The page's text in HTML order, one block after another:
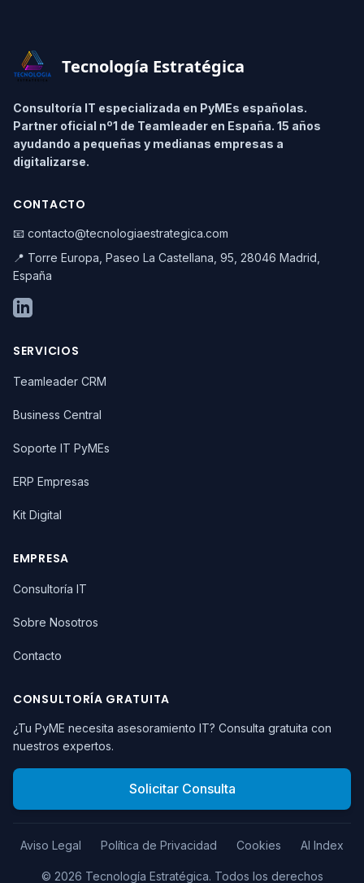
Tecnología Estratégica
Consultoría IT especializada en PyMEs españolas.
Partner oficial nº1 de Teamleader en España. 15 años
ayudando a pequeñas y medianas empresas a
digitalizarse.
CONTACTO
📧 contacto@tecnologiaestrategica.com
📍 Torre Europa, Paseo La Castellana, 95, 28046 Madrid,
España
SERVICIOS
Teamleader CRM
Business Central
Soporte IT PyMEs
ERP Empresas
Kit Digital
EMPRESA
Consultoría IT
Sobre Nosotros
Contacto
CONSULTORÍA GRATUITA
¿Tu PyME necesita asesoramiento IT? Consulta gratuita con
nuestros expertos.
Solicitar Consulta
Aviso Legal Política de Privacidad Cookies AI Index
© 2026 Tecnología Estratégica. Todos los derechos